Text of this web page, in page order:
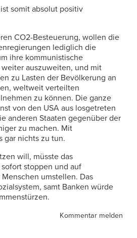
somit absolut positiv
CO2-Besteuerung, wollen die
lediglich die
ihre kommunistische
auszuweiten, und mit
zu Lasten der Bevölkerung an
weltweit verteilten
zu können. Die ganze
von den USA aus losgetreten
anderen Staaten gegenüber der
zu machen. Mit
gar nichts zu tun.
will, müsste das
stoppen und auf
umstellen. Das
samt Banken würde
Kommentar melden